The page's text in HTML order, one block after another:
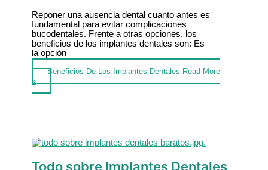
Reponer una ausencia dental cuanto antes es
fundamental para evitar complicaciones
bucodentales. Frente a otras opciones, los
beneficios de los implantes dentales son: Es
la opción
Beneficios De Los Implantes Dentales Read More
»
Todo sobre Implantes Dentales